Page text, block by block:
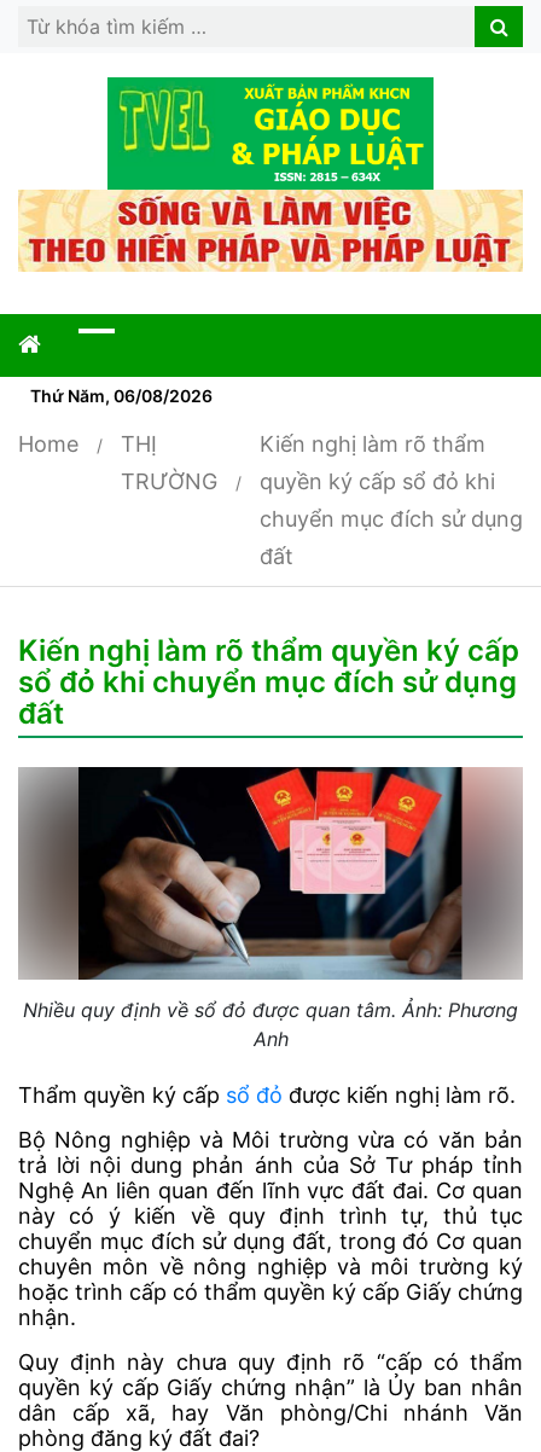
Search
Search
Thứ Năm, 06/08/2026
Home
THỊ
TRƯỜNG
Kiến nghị làm rõ thẩm
quyền ký cấp sổ đỏ khi
chuyển mục đích sử dụng
đất
Kiến nghị làm rõ thẩm quyền ký cấp
sổ đỏ khi chuyển mục đích sử dụng
đất
Nhiều quy định về sổ đỏ được quan tâm. Ảnh: Phương
Anh
Thẩm quyền ký cấp sổ đỏ được kiến nghị làm rõ.
Bộ Nông nghiệp và Môi trường vừa có văn bản
trả lời nội dung phản ánh của Sở Tư pháp tỉnh
Nghệ An liên quan đến lĩnh vực đất đai. Cơ quan
này có ý kiến về quy định trình tự, thủ tục
chuyển mục đích sử dụng đất, trong đó Cơ quan
chuyên môn về nông nghiệp và môi trường ký
hoặc trình cấp có thẩm quyền ký cấp Giấy chứng
nhận.
Quy định này chưa quy định rõ “cấp có thẩm
quyền ký cấp Giấy chứng nhận” là Ủy ban nhân
dân cấp xã, hay Văn phòng/Chi nhánh Văn
phòng đăng ký đất đai?